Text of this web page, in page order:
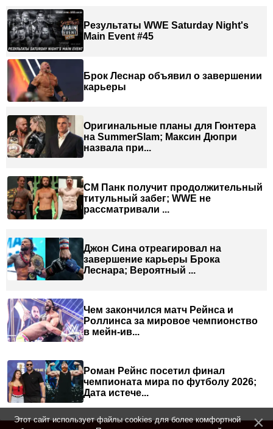
Результаты WWE Saturday Night's
Main Event #45
Брок Леснар объявил о завершении
карьеры
Оригинальные планы для Гюнтера
на SummerSlam; Максин Дюпри
назвала при...
СМ Панк получит продолжительный
титульный забег; WWE не
рассматривали ...
Джон Сина отреагировал на
завершение карьеры Брока
Леснара; Вероятный ...
Чем закончился матч Рейнса и
Роллинса за мировое чемпионство
в мейн-ив...
Роман Рейнс посетил финал
чемпионата мира по футболу 2026;
Дата истече...
Этот сайт использует файлы cookies для более комфортной